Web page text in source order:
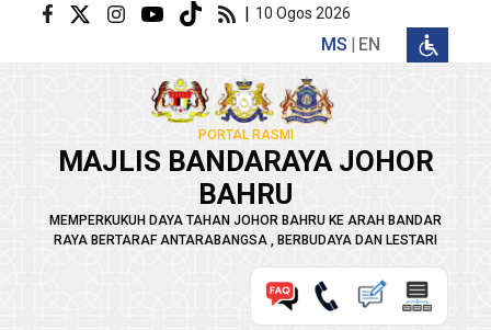
Langkau ke kandungan utama | 10 Ogos 2026
MS EN
PORTAL RASMI
MAJLIS BANDARAYA JOHOR
BAHRU
MEMPERKUKUH DAYA TAHAN JOHOR BAHRU KE ARAH BANDAR
RAYA BERTARAF ANTARABANGSA , BERBUDAYA DAN LESTARI